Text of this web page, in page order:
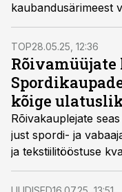
kaubandusärimeest
jõukaimat
ka mullu, sealhulgas
oma positsiooni
TOP28.05.25, 12:36
Rõivamüüjate
kõige
Rõivakauplejate
just spordi- ja
ja tekstiilitööstuse